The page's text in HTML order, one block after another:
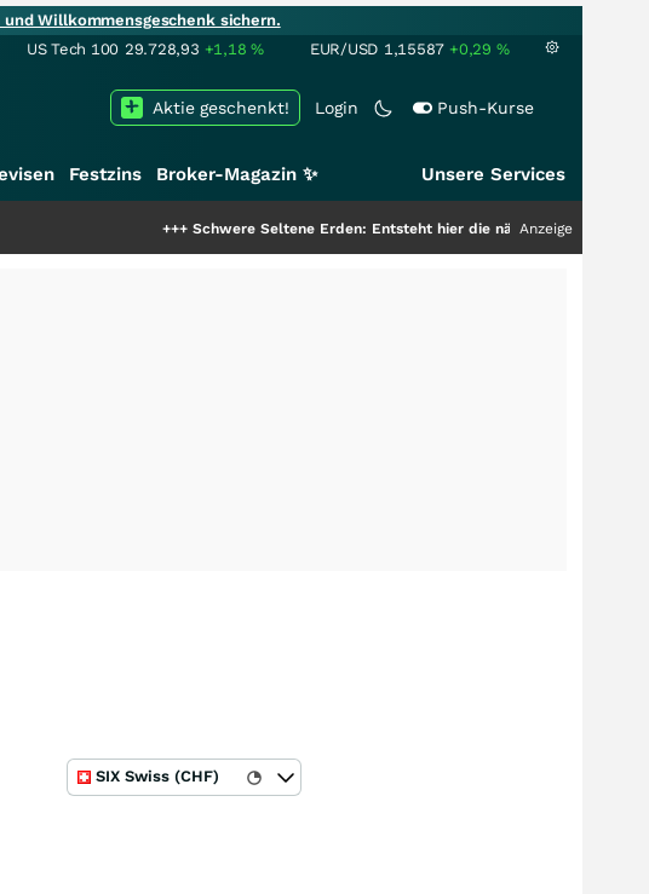
Willkommensgeschenk sichern.
US Tech 100 29.728,93 +1,18% EUR/USD 1,15587 +0,29 %
Login Push-Kurse
Aktie geschenkt!
Festzins Broker-Magazin ✨ Unsere Services
Schwere Seltene Erden: Entsteht hier die nächste Milliardenstory?
Anzeige
SIX Swiss (CHF)